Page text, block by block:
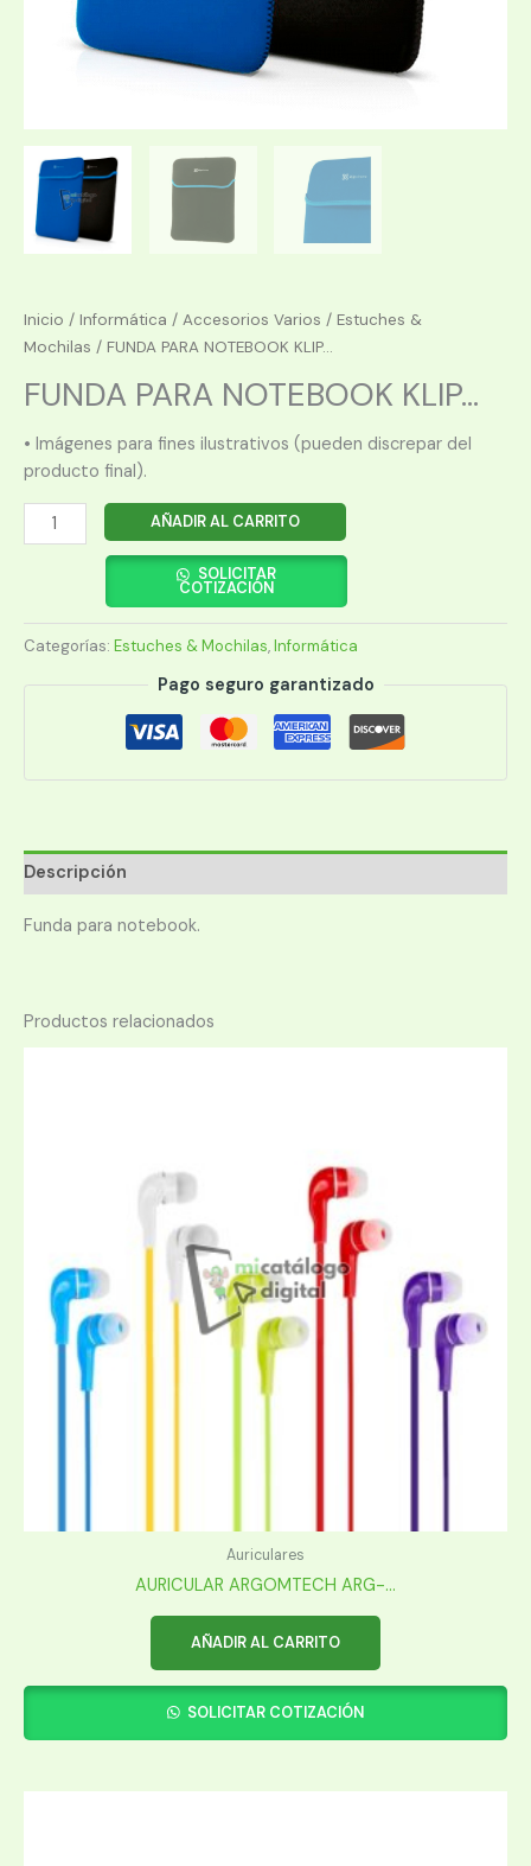
Inicio / Informática / Accesorios Varios / Estuches &
Mochilas / FUNDA PARA NOTEBOOK KLIP...
FUNDA PARA NOTEBOOK KLIP...
• Imágenes para fines ilustrativos (pueden discrepar del
producto final).
FUNDA
PARA
XTREME
KNS-
AZUL/NEGRO
AÑADIR AL CARRITO
SOLICITAR
COTIZACIÓN
Categorías: Estuches & Mochilas,Informática
Pago seguro garantizado
Descripción
Funda para notebook.
Productos relacionados
Auriculares
AURICULAR ARGOMTECH ARG-...
AÑADIR AL CARRITO
SOLICITAR COTIZACIÓN